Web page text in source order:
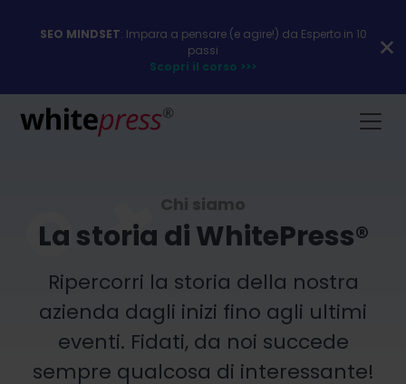
SEO MINDSET: Impara a pensare (e agire!) da Esperto in 10
passi
Scopri il corso >>>
Chi siamo
La storia di WhitePress®
Ripercorri la storia della nostra
azienda dagli inizi fino agli ultimi
eventi. Fidati, da noi succede
sempre qualcosa di interessante!